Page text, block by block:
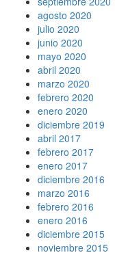
agosto 2020
julio 2020
junio 2020
mayo 2020
abril 2020
marzo 2020
febrero 2020
enero 2020
diciembre 2019
abril 2017
febrero 2017
enero 2017
diciembre 2016
marzo 2016
febrero 2016
enero 2016
diciembre 2015
noviembre 2015